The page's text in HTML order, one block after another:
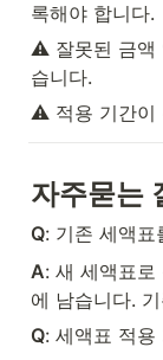
록해야 합니다.
⚠️ 잘못된 금액
습니다.
⚠️ 적용 기간이
자주묻는
Q: 기존 세액
A: 새 세액표로
에 남습니다.
Q: 세액표 적